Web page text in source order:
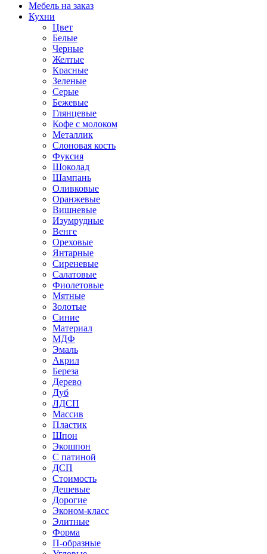
Мебель на заказ
Кухни
Цвет
Белые
Черные
Желтые
Красные
Зеленые
Серые
Бежевые
Глянцевые
Кофе с молоком
Металлик
Слоновая кость
Фуксия
Шоколад
Шампань
Оливковые
Оранжевые
Вишневые
Изумрудные
Венге
Ореховые
Янтарные
Сиреневые
Салатовые
Фиолетовые
Мятные
Золотые
Синие
Материал
МДФ
Эмаль
Акрил
Береза
Дерево
Дуб
ЛДСП
Массив
Пластик
Шпон
Экошпон
С патиной
ДСП
Стоимость
Дешевые
Дорогие
Эконом-класс
Элитные
Форма
П-образные